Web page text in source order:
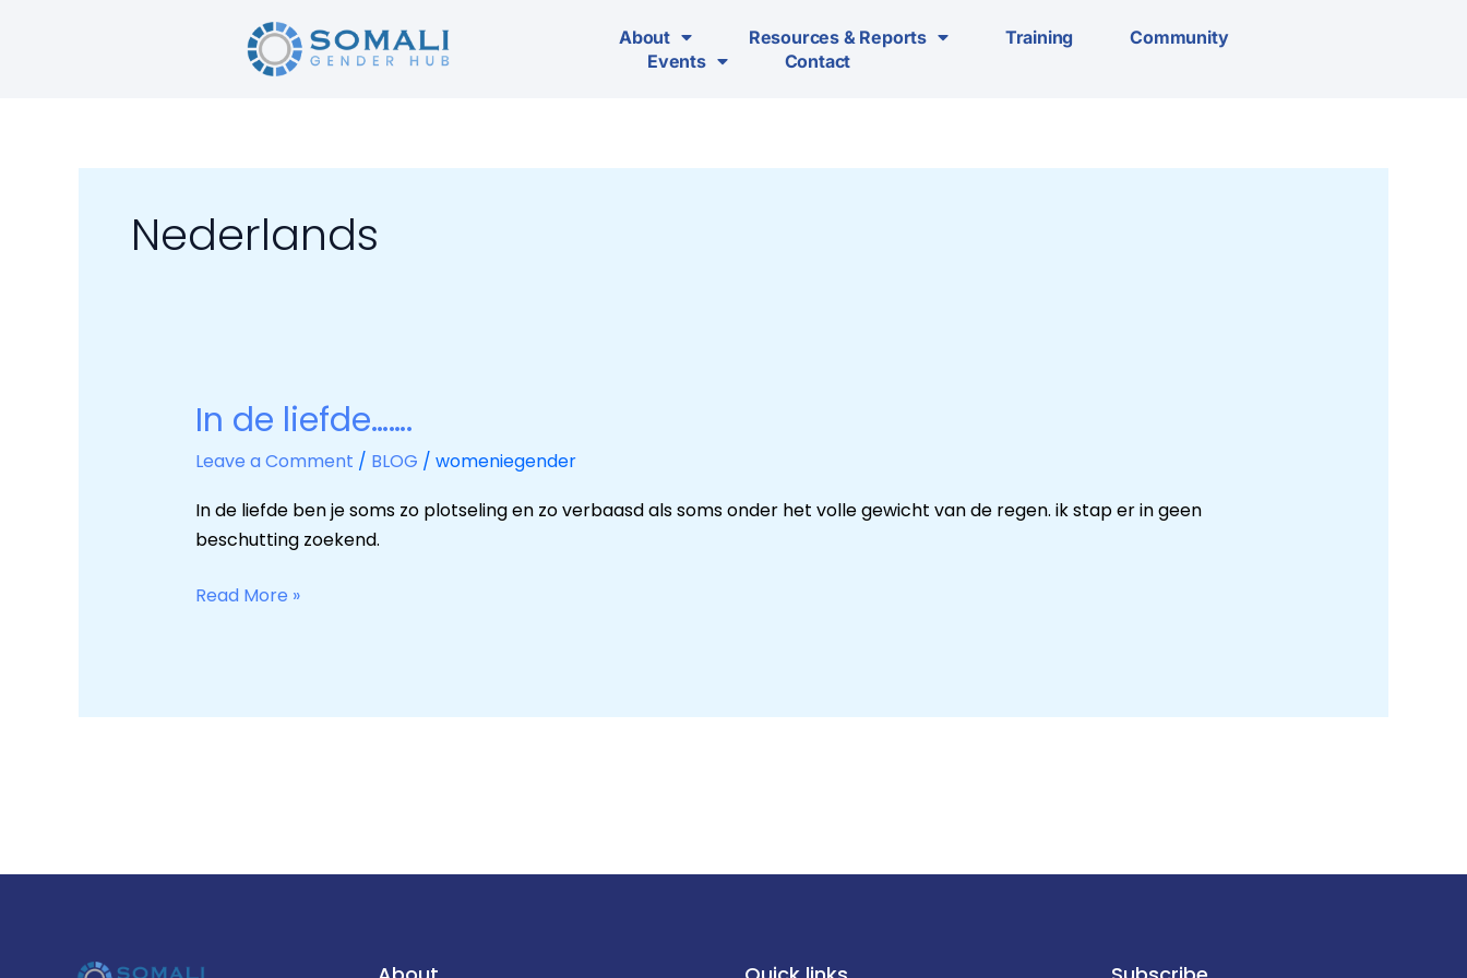
About Resources & Reports Training
Community
Events
Contact
Nederlands
In de liefde…….
Leave a Comment / BLOG / womeniegender
In de liefde ben je soms zo plotseling en zo verbaasd als soms onder het volle gewicht van de regen. ik stap er in geen
beschutting zoekend.
In
liefde…….
Read More »